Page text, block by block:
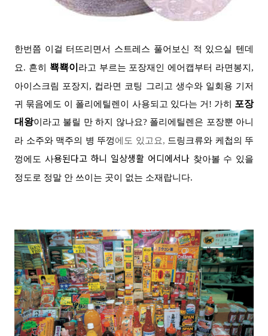
한번쯤 이걸 터뜨리면서 스트레스 풀어보신 적 있으실 텐데
요. 흔히 뾱뾱이 라고 부르는 포장재인 에어캡부터 라면봉지,
아이스크림 포장지, 컵라면 코팅
그리고 생수와 일회용 기저
귀 묶음에도 이 폴리에틸렌이 사용되고 있다는 거! 가히 포장
대왕이라고 불릴 만 하지 않나요? 폴리에틸렌은 포장뿐 아니
라 소주와 맥주의 병 뚜껑에도 있고요, 드링크류와 케첩의 뚜
껑에도 사용된다고 하니 일상생활 어디에서나찾아볼 수 있을
정도로 정말 안 쓰이는 곳이 없는 소재랍니다.